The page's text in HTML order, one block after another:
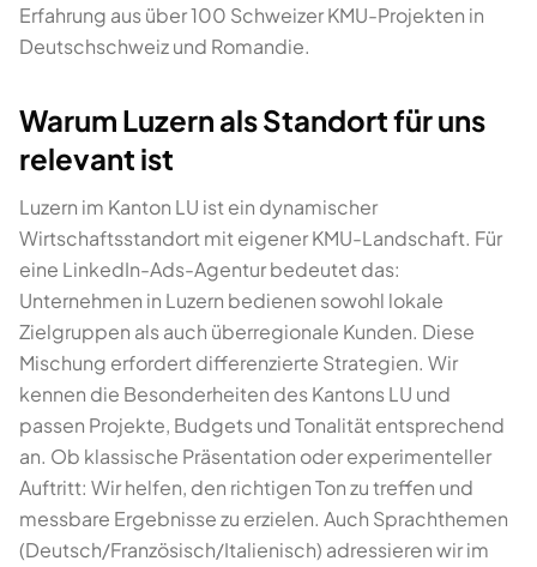
Erfahrung aus über 100 Schweizer KMU-Projekten in
Deutschschweiz und Romandie.
Warum Luzern als Standort für uns
relevant ist
Luzern im Kanton LU ist ein dynamischer
Wirtschaftsstandort mit eigener KMU-Landschaft. Für
eine LinkedIn-Ads-Agentur bedeutet das:
Unternehmen in Luzern bedienen sowohl lokale
Zielgruppen als auch überregionale Kunden. Diese
Mischung erfordert differenzierte Strategien. Wir
kennen die Besonderheiten des Kantons LU und
passen Projekte, Budgets und Tonalität entsprechend
an. Ob klassische Präsentation oder experimenteller
Auftritt: Wir helfen, den richtigen Ton zu treffen und
messbare Ergebnisse zu erzielen. Auch Sprachthemen
(Deutsch/Französisch/Italienisch) adressieren wir im